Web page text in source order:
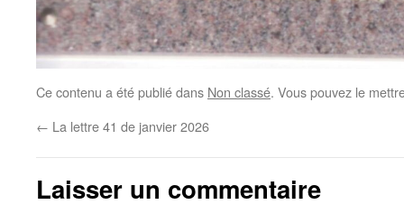
Ce contenu a été publié dans Non classé. Vous pouvez le
← La lettre 41 de janvier 2026
Laisser un commentaire